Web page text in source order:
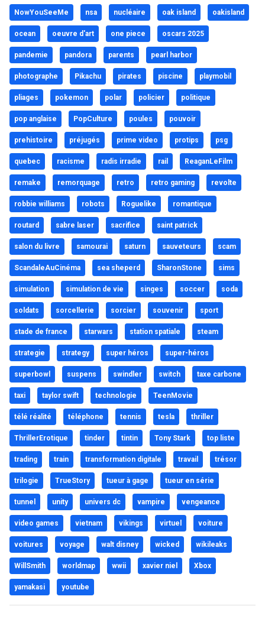
NowYouSeeMe nsa nucléaire oak island oakisland
ocean oeuvre d'art one piece oscars 2025
pandemie pandora parents pearl harbor
photographe Pikachu pirates piscine playmobil
pliages pokemon polar policier politique
pop anglaise PopCulture poules pouvoir
prehistoire préjugés prime video protips psg
quebec racisme radis irradie rail ReaganLeFilm
remake remorquage retro retro gaming revolte
robbie williams robots Roguelike romantique
routard sabre laser sacrifice saint patrick
salon du livre samourai saturn sauveteurs scam
ScandaleAuCinéma sea sheperd SharonStone sims
simulation simulation de vie singes soccer soda
soldats sorcellerie sorcier souvenir sport
stade de france starwars station spatiale steam
strategie strategy super héros super-héros
superbowl suspens swindler switch taxe carbone
taxi taylor swift technologie TeenMovie
télé réalité téléphone tennis tesla thriller
ThrillerErotique tinder tintin Tony Stark top liste
trading train transformation digitale travail trésor
trilogie TrueStory tueur à gage tueur en série
tunnel unity univers dc vampire vengeance
video games vietnam vikings virtuel voiture
voitures voyage walt disney wicked wikileaks
WillSmith worldmap wwii xavier niel Xbox
yamakasi youtube